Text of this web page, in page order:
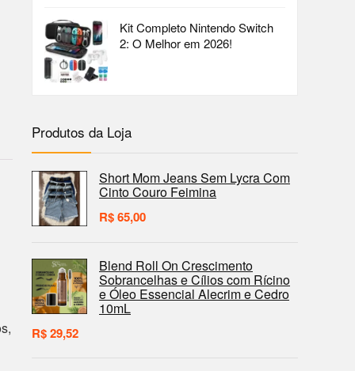
Kit Completo Nintendo Switch
2: O Melhor em 2026!
Produtos da Loja
Short Mom Jeans Sem Lycra Com
Cinto Couro Feimina
R$65,00
Blend Roll On Crescimento
Sobrancelhas e Cílios com Rícino
e Óleo Essencial Alecrim e Cedro
10mL
R$29,52